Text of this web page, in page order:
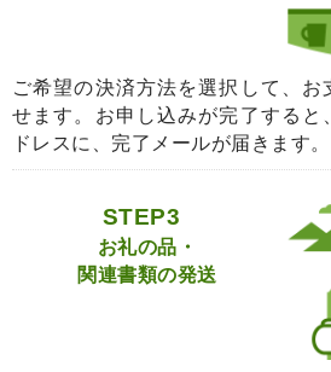
ご希望の決済方法を選択して、お
せます。お申し込みが完了すると
ドレスに、完了メールが届きます。
STEP3
お礼の品・
関連書類の発送